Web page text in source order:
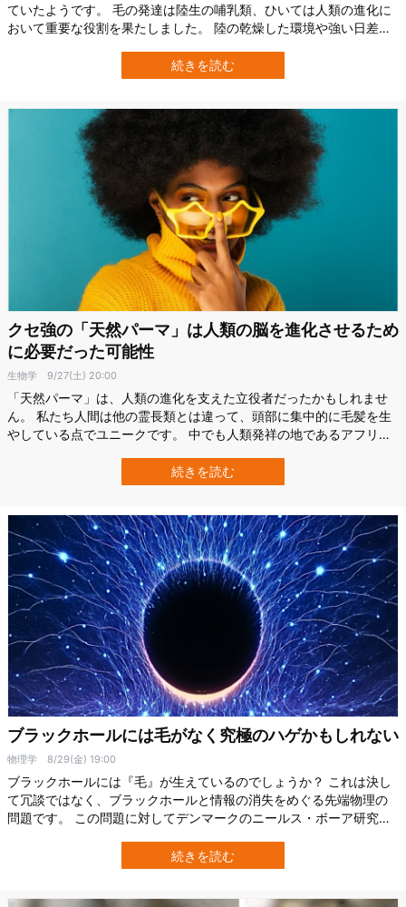
ていたようです。 毛の発達は陸生の哺乳類、ひいては人類の進化に
おいて重要な役割を果たしました。 陸の乾燥した環境や強い日差し
「毛の遺伝子」の進化的な起源はよくわかっていませんでした。 そ
んな毛の遺伝子について非常に興味深い報告をした研究がありま
続きを読む
クセ強の「天然パーマ」は人類の脳を進化させるため
に必要だった可能性
生物学 9/27(土) 20:00
「天然パーマ」は、人類の進化を支えた立役者だったかもしれませ
ん。 私たち人間は他の霊長類とは違って、頭部に集中的に毛髪を生
やしている点でユニークです。 中でも人類発祥の地であるアフリカ
す。 そこで米ペンシルベニア州立大学（Penn State）の研究チーム
は、頭髪の進化的な利点を明らかにすべく、髪質ごとの熱防御性を
続きを読む
ブラックホールには毛がなく究極のハゲかもしれない
物理学 8/29(金) 19:00
ブラックホールには『毛』が生えているのでしょうか？ これは決し
て冗談ではなく、ブラックホールと情報の消失をめぐる先端物理の
問題です。 この問題に対してデンマークのニールス・ボーア研究所
合体で発生する「重力波」を詳しく調べるたところ、ブラックホー
ルはハゲており「ツルツル」であることが示されました。 ブラック
続きを読む